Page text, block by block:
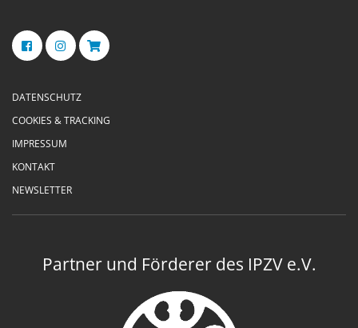
DATENSCHUTZ
COOKIES & TRACKING
IMPRESSUM
KONTAKT
NEWSLETTER
Partner und Förderer des IPZV e.V.